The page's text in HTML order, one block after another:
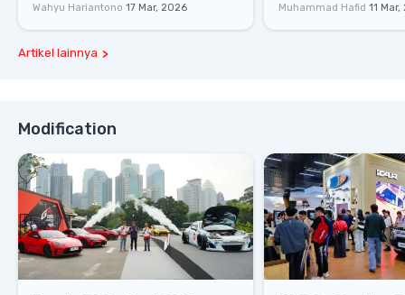
Wahyu Hariantono 17 Mar, 2026 Muhammad Hafid 11
Artikel lainnya
Modification